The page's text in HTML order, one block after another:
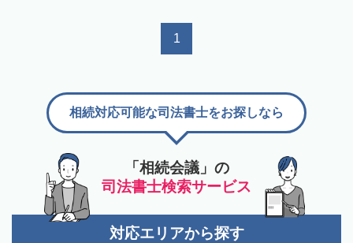
1
「相続会議」の
司法書士検索サービス
相続対応可能な司法書士をお探しなら
対応エリアから探す